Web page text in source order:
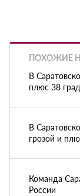
ПОХОЖИЕ
В
плюс 38
В
грозой и
Команда
России